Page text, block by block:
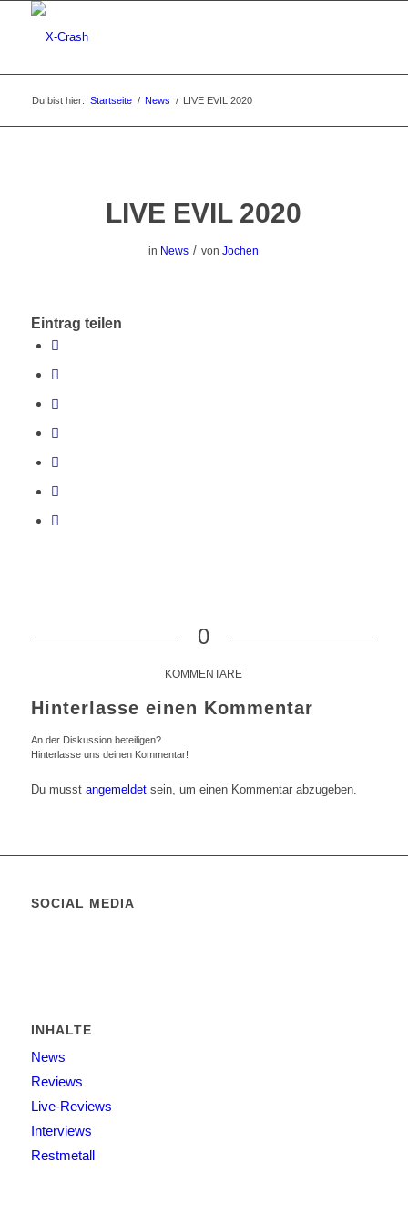
Du bist hier: Startseite / News / LIVE EVIL 2020
LIVE EVIL 2020
in News / vonJochen
Eintrag teilen
0
KOMMENTARE
Hinterlasse einen Kommentar
An der Diskussion beteiligen?
Hinterlasse uns deinen Kommentar!
Du musst angemeldetsein, um einen Kommentar abzugeben.
SOCIAL MEDIA
INHALTE
News
Reviews
Live-Reviews
Interviews
Restmetall